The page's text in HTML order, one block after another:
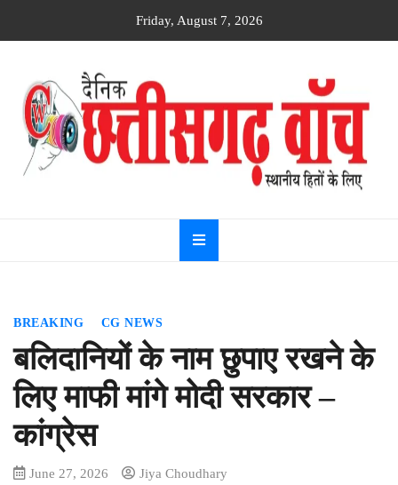
Friday, August 7, 2026
Dainik
Chhattisgarh
watch
BREAKING CG NEWS
बलिदानियों के नाम छुपाए रखने के
लिए माफी मांगे मोदी सरकार –
कांग्रेस
June 27, 2026 Jiya Choudhary